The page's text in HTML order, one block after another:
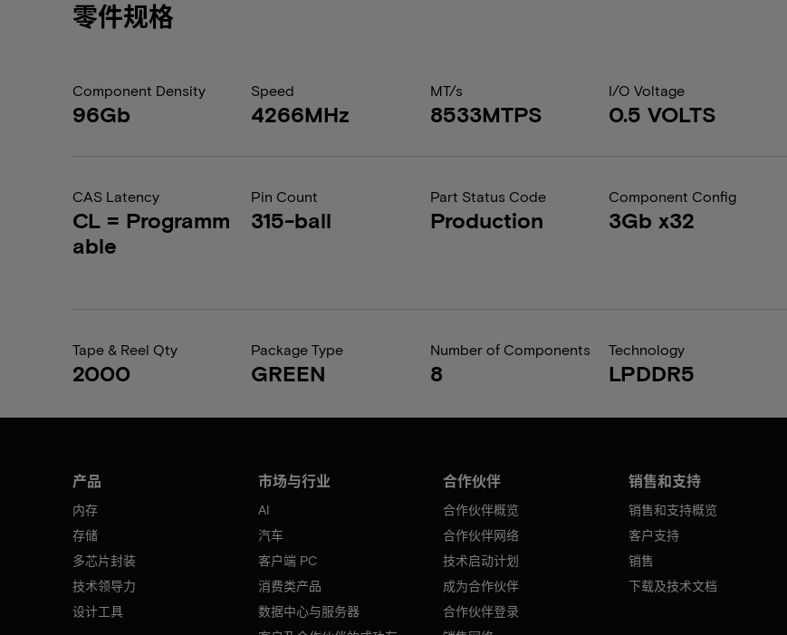
零件规格
Component Density
96Gb
Speed
4266MHz
MT/s
8533MTPS
I/O Voltage
0.5 VOLTS
CAS Latency
CL = Programm
able
Pin Count
315-ball
Part Status Code
Production
Component Config
3Gb x32
Tape & Reel Qty
2000
Package Type
GREEN
Number of Components
8
Technology
LPDDR5
产品
内存
存储
多芯片封装
技术领导力
设计工具
市场与行业
AI
汽车
客户端 PC
消费类产品
数据中心与服务器
合作伙伴
合作伙伴概览
合作伙伴网络
技术启动计划
成为合作伙伴
合作伙伴登录
销售和支持
销售和支持概览
客户支持
销售
下载及技术文档